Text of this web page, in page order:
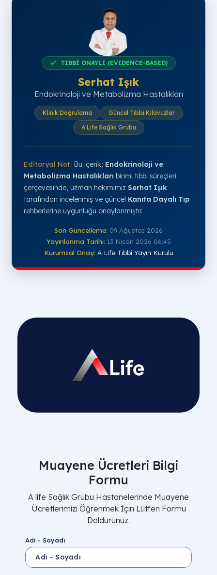
TIBBİ ONAYLI (EVIDENCE-BASED)
Serhat Işık
Endokrinoloji ve Metabolizma Hastalıkları
Klinik Doğrulama
Güncel Tıbbi Kılavuzlar
A Life Sağlık Grubu
Editoryal Not: Bu içerik; Endokrinoloji ve
Metabolizma Hastalıkları birimi tıbbi süreçleri
çerçevesinde, uzman hekimimiz Serhat Işık
tarafından incelenmiş ve güncel Kanıta Dayalı Tıp
rehberlerine uygunluğu onaylanmıştır.
Son Güncelleme: 09 Ağustos 2026
Yayınlanma Tarihi: 13 Nisan 2026 06:45
Kurumsal Onay: A Life Tıbbi Yayın Kurulu
Muayene Ücretleri Bilgi
Formu
A life Sağlık Grubu Hastanelerinde Muayene
Ücretlerimizi Öğrenmek İçin Lütfen Formu
Doldurunuz.
Adı - Soyadı